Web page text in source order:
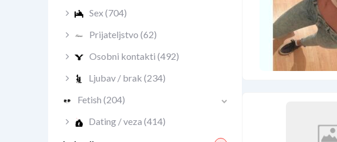
Sex(704)
Prijateljstvo (62)
Osobni kontakti (492)
Ljubav / brak(234)
Fetish (204)
Dating / veza (414)